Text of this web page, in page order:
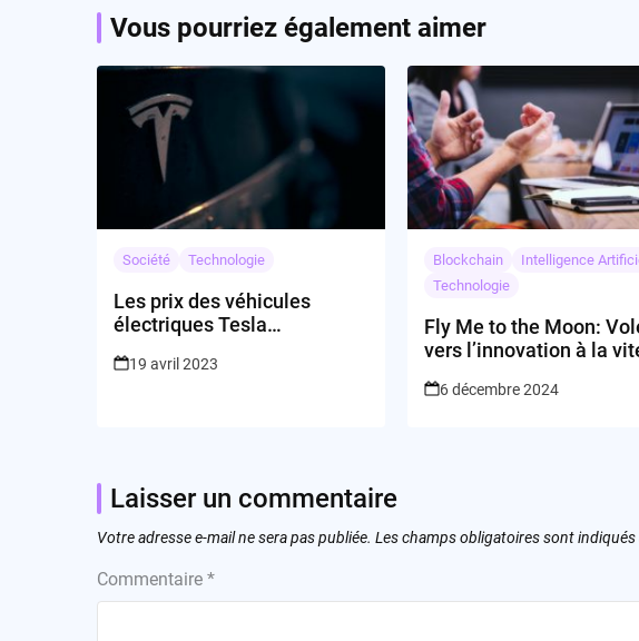
Vous pourriez également aimer
Société Technologie
Les prix des véhicules
électriques Tesla
19 avril 2023
Blockchain
Intelligence
Technologie
Fly Me to the Moon:
vers l’innovation à la
6 décembre 2024
Laisser un commentaire
Votre adresse e-mail ne sera pas publiée. Les champs obligatoires sont indiqués
Commentaire *